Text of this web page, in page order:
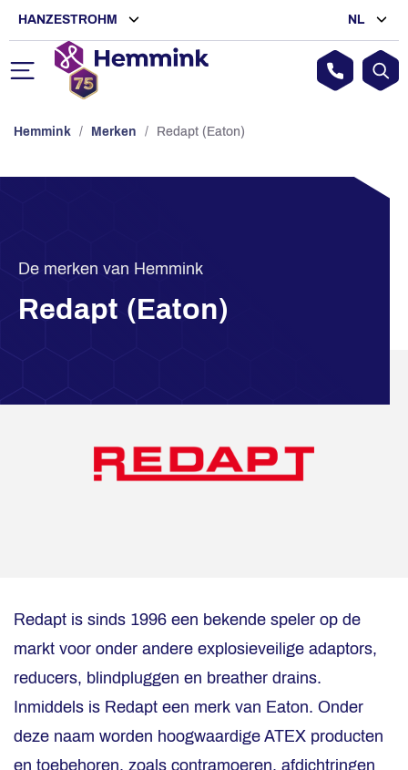
HANZESTROHM NL
Hemmink / Merken / Redapt (Eaton)
De merken van Hemmink
Redapt (Eaton)
Redapt is sinds 1996 een bekende speler op de
markt voor onder andere explosieveilige adaptors,
reducers, blindpluggen en breather drains.
Inmiddels is Redapt een merk van Eaton. Onder
deze naam worden hoogwaardige ATEX producten
en toebehoren, zoals contramoeren, afdichtringen